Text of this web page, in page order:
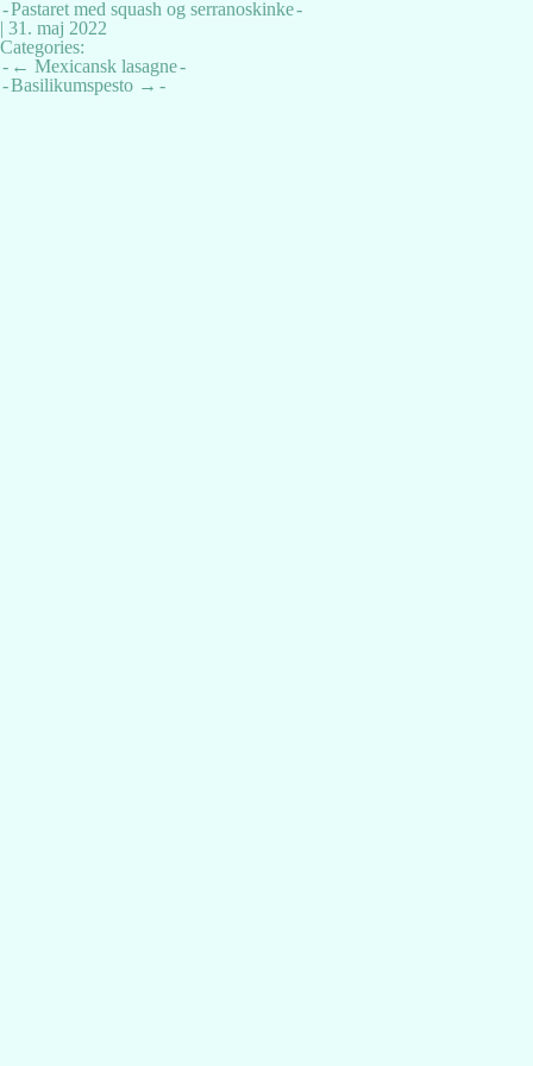
Pastaret med squash og serranoskinke
| 31. maj 2022
Categories:
Indlægsnavigation
← Mexicansk lasagne
Basilikumspesto →